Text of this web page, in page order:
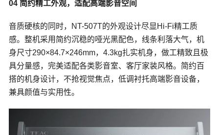
04 简约精工外观，适配高端影音空间
音质硬核的同时，NT-507T的外观设计尽显Hi-Fi精工质
感。整机采用简约沉稳的哑光黑配色，线条利落大气，机
身尺寸290×84.7×246mm，4.3kg扎实机身，做工精致且极
具分量感，完美适配各类影音室、客厅家装风格。简约百
搭的机身设计，不抢视觉焦点，低调衬托高端影音设备，
兼具颜值与实用性。